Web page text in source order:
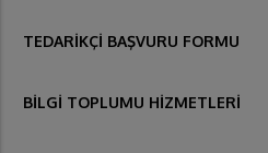
TEDARİKÇİ BAŞVURU FORMU
BİLGİ TOPLUMU HİZMETLERİ